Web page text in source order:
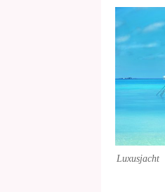
Luxusjacht